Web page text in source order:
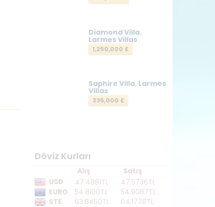
Diamond Villa.
Larmes Villas
1,250,000 £
Saphire Villa. Larmes
Villas
335,000 £
Döviz Kurları
Alış
Satış
USD
47.4881TL
47.5736TL
EURO
54.8100TL
54.9087TL
STE
63.8450TL 64.1778TL